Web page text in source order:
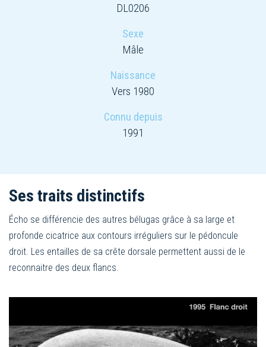
DL0206
Sexe
Mâle
Naissance
Vers 1980
Connu depuis
1991
Ses traits distinctifs
Écho se différencie des autres bélugas grâce à sa large et
profonde cicatrice aux contours irréguliers sur le pédoncule
droit. Les entailles de sa crête dorsale permettent aussi de le
reconnaitre des deux flancs.